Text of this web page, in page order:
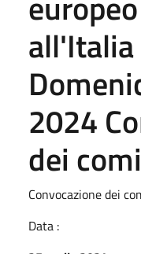
all'Italia
2024
dei
Convocazione dei
Data :